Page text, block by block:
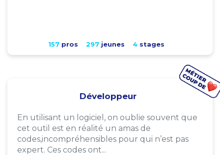
157pros 297jeunes 4stages
Développeur
En utilisant un logiciel, on oublie souvent que
cet outil est en réalité un amas de
codes,incompréhensibles pour qui n’est pas
expert. Ces codes ont...